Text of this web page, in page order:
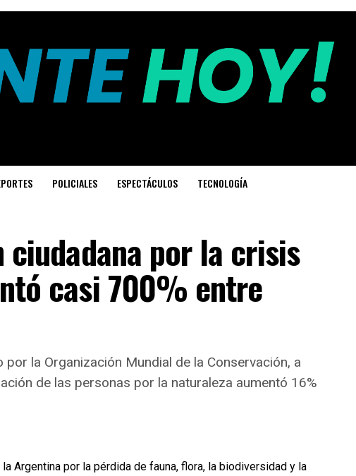
POLICIALES ESPECTÁCULOS TECNOLOGÍA
ciudadana por la crisis
casi 700% entre
la Organización Mundial de la Conservación, a
de las personas por la naturaleza aumentó 16%
Argentina por la pérdida de fauna, flora, la biodiversidad y la